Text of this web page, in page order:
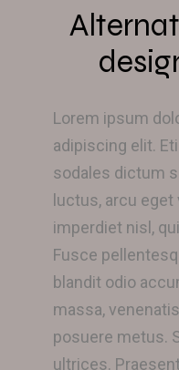
Lorem ipsum
adipiscing elit.
sodales dictum
luctus, arcu
imperdiet nisl,
Fusce
blandit odio
massa,
posuere metus.
ultrices.